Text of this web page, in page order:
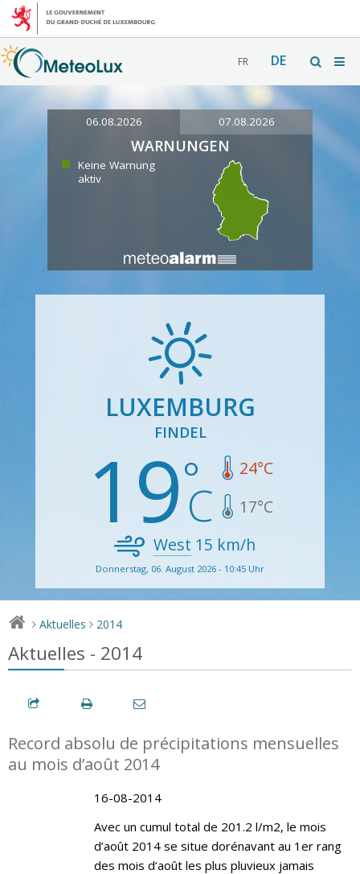
FR DE
06.08.2026 07.08.2026
WARNUNGEN
Keine Warnung
aktiv
LUXEMBURG
FINDEL
19 24°C
17°C
West 15 km/h
Donnerstag, 06. August 2026 - 10:45 Uhr
> Aktuelles > 2014
Aktuelles - 2014
Record absolu de précipitations mensuelles
au mois d’août 2014
16-08-2014
Avec un cumul total de 201.2 l/m2, le mois
d’août 2014 se situe dorénavant au 1er rang
des mois d‘août les plus pluvieux jamais